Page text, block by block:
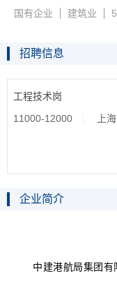
国有企业 建筑业
招聘信息
工程技术岗
11000-12000 上
企业简介
中建港航局集团有